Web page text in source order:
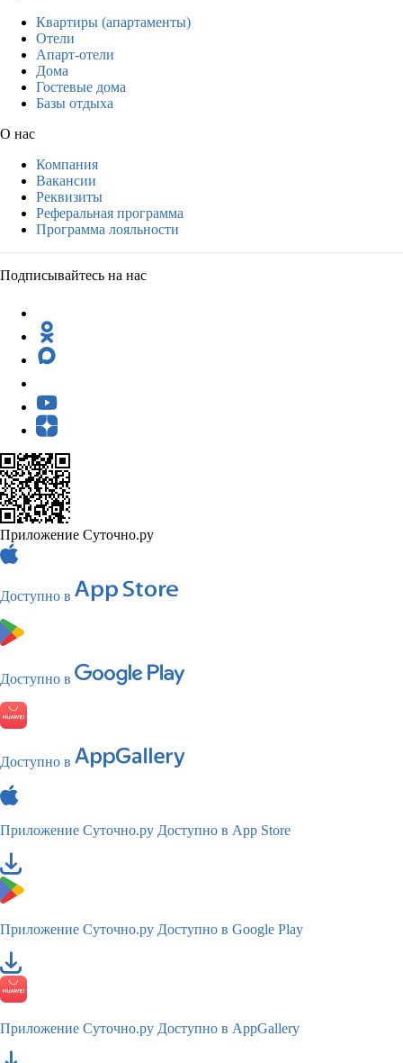
Квартиры (апартаменты)
Отели
Апарт-отели
Дома
Гостевые дома
Базы отдыха
О нас
Компания
Вакансии
Реквизиты
Реферальная программа
Программа лояльности
Подписывайтесь на нас
Приложение Суточно.ру
Доступно в
Доступно в
Доступно в
Приложение Суточно.ру Доступно в App Store
Приложение Суточно.ру Доступно в Google Play
Приложение Суточно.ру Доступно в AppGallery